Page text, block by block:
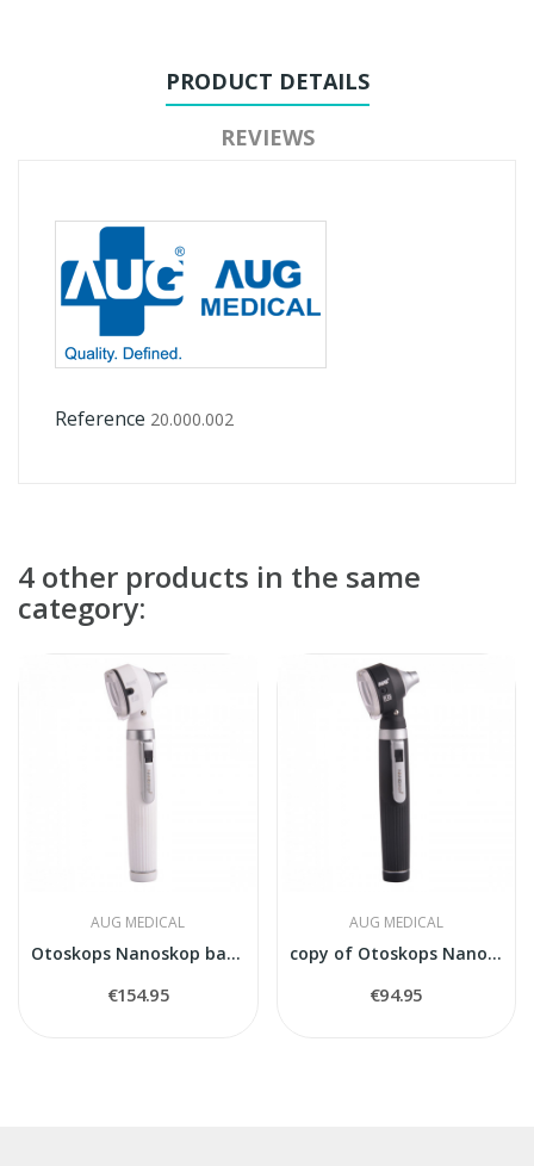
PRODUCT DETAILS
REVIEWS
Reference 20.000.002
4 other products in the same
category:
AUG MEDICAL
Otoskops Nanoskop balts
€154.95
AUG MEDICAL
copy of Otoskops Nanoskop balts
€94.95